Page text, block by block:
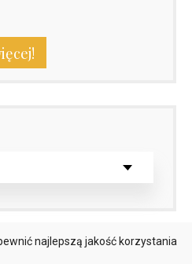
najlepszą jakość korzystania